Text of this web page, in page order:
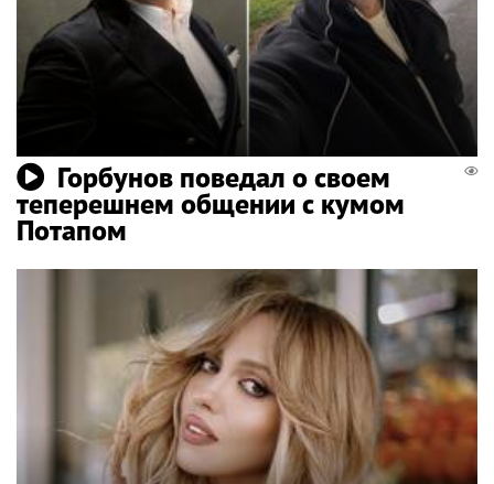
Горбунов поведал о своем
теперешнем общении с кумом
Потапом